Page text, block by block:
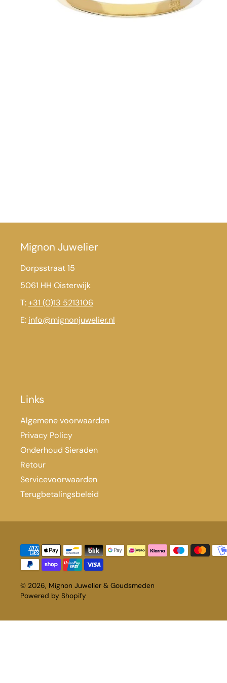
Mignon Juwelier
Dorpsstraat 15
5061 HH Oisterwijk
T:+31 (0)13 5213106
E: info@mignonjuwelier.nl
Links
Algemene voorwaarden
Privacy Policy
Onderhoud Sieraden
Retour
Servicevoorwaarden
Terugbetalingsbeleid
© 2026, Mignon Juwelier & Goudsmeden
Powered by Shopify